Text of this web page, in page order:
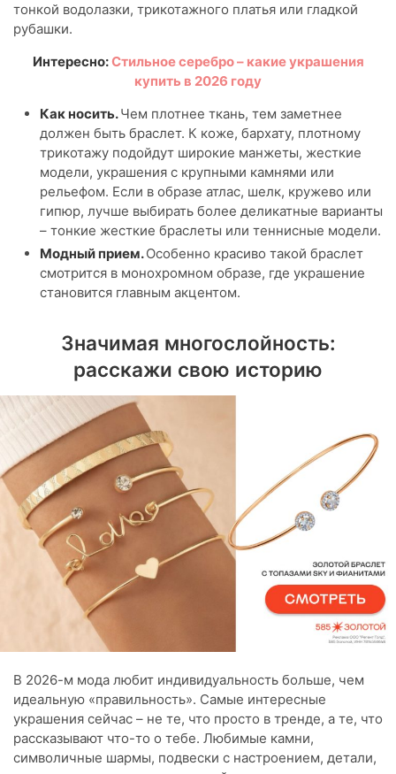
тонкой водолазки, трикотажного платья или гладкой
рубашки.
Интересно:Стильное серебро – какие украшения
купить в 2026 году
Как носить.Чем плотнее ткань, тем заметнее
должен быть браслет. К коже, бархату, плотному
трикотажу подойдут широкие манжеты, жесткие
модели, украшения с крупными камнями или
рельефом. Если в образе атлас, шелк, кружево или
гипюр, лучше выбирать более деликатные варианты
– тонкие жесткие браслеты или теннисные модели.
Модный прием.Особенно красиво такой браслет
смотрится в монохромном образе, где украшение
становится главным акцентом.
Значимая многослойность:
расскажи свою историю
В 2026-м мода любит индивидуальность больше, чем
идеальную «правильность». Самые интересные
украшения сейчас – не те, что просто в тренде, а те, что
рассказывают что-то о тебе. Любимые камни,
символичные шармы, подвески с настроением, детали,